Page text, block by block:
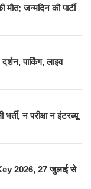
जन्मदिन की पार्टी
पार्किंग, लाइव
न परीक्षा न इंटरव्यू
2026, 27 जुलाई से